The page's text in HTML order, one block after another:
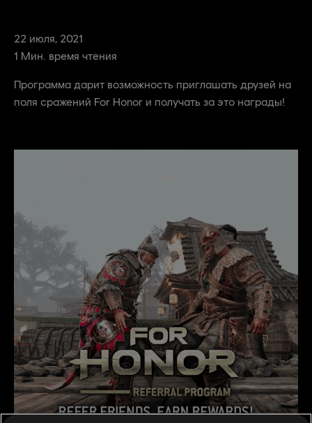
22 июля 2021
1 Мин. время чтения
Программа дарит возможность приглашать друзей на
поля сражений For Honor и получать за это награды!